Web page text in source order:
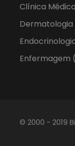
Clínica Médica
Dermatologia
Enfermagem
© 2000 - 2019